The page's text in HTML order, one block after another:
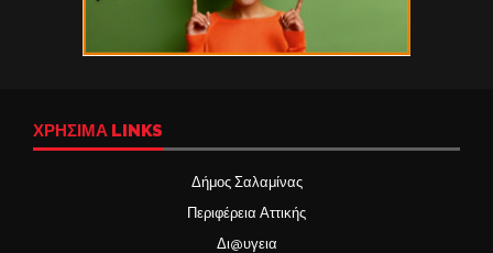
ΧΡΉΣΙΜΑ LINKS
Δήμος Σαλαμίνας
Περιφέρεια Αττικής
Δι@υγεια